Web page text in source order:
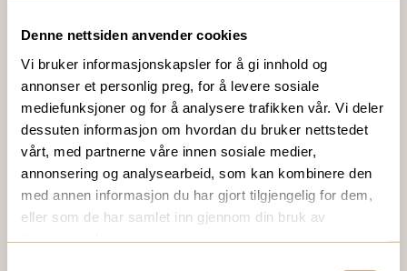
Denne nettsiden anvender cookies
Vi bruker informasjonskapsler for å gi innhold og
annonser et personlig preg, for å levere sosiale
mediefunksjoner og for å analysere trafikken vår. Vi deler
dessuten informasjon om hvordan du bruker nettstedet
vårt, med partnerne våre innen sosiale medier,
annonsering og analysearbeid, som kan kombinere den
med annen informasjon du har gjort tilgjengelig for dem,
eller som de har samlet inn gjennom din bruk av
post tilortomedic@ortomedic.no
Ta kontakt
BESTILL VÅRT GRATIS KUNDEMAGASIN
To ganger i året sender vi ut vårt gratis kundemagasin